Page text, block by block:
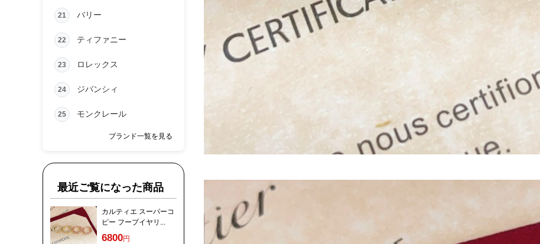
21 バリー
22 ティファニー
23 ロレックス
24 ジバンシィ
25 モンクレール
ブランド一覧を見る
最近ご覧になった商品
カルティエ スーパーコ
ピー フープイヤリ...
6800円